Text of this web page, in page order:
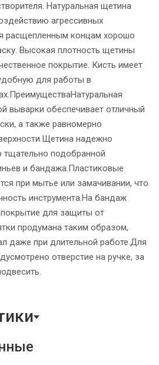
Натуральная щетина
агрессивных
расщепленным концам хорошо
Высокая плотность щетины
покрытие. Кисть имеет
для работы в
выварки обеспечивает отличный
а также равномерно
надежно
подобранной
и бандажа.Пластиковые
при мытье или замачивании, что
инструмента.На бандаж
для защиты от
продумана таким образом,
даже при длительной работе.Для
отверстие на ручке, за